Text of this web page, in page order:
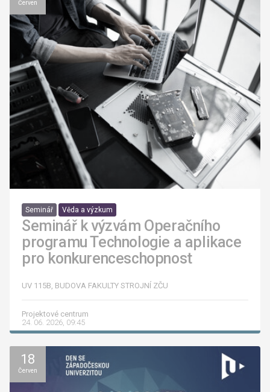
Červen
Seminář Věda a výzkum
Seminář k výzvám Operačního
programu Technologie a aplikace
pro konkurenceschopnost
UV 115B, BUDOVA FAKULTY STROJNÍ ZČU
Projektové centrum
24. 06. 2026, 09:45
18
Červen